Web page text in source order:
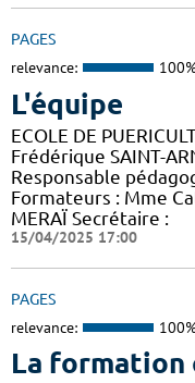
PAGES
relevance:
L'équipe
ECOLE DE
Frédérique SAINT-
Responsable
Formateurs : Mme
MERAÏ Secrétaire :
15/04/2025 17:00
PAGES
relevance:
La formation